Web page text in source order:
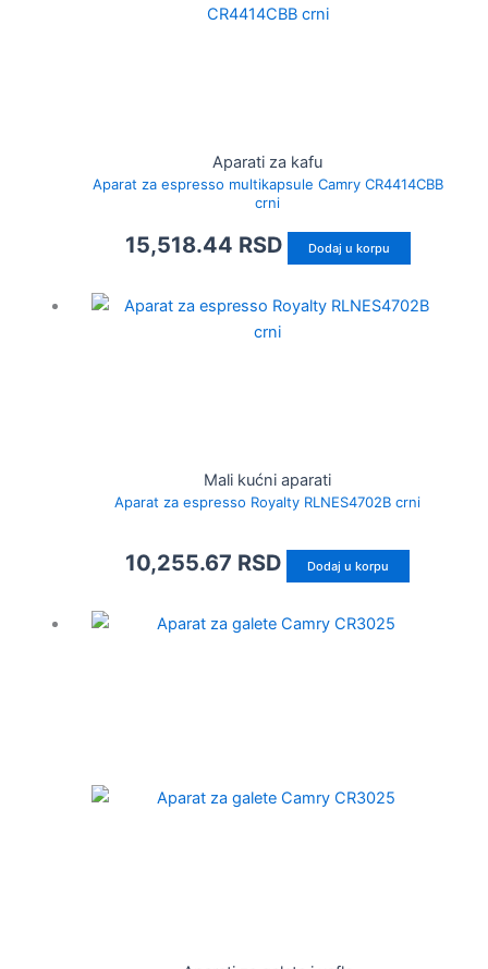
Aparati za kafu
Aparat za espresso multikapsule Camry CR4414CBB
crni
15,518.44 RSD Dodaj u korpu
Mali kućni aparati
Aparat za espresso Royalty RLNES4702B crni
10,255.67 RSD Dodaj u korpu